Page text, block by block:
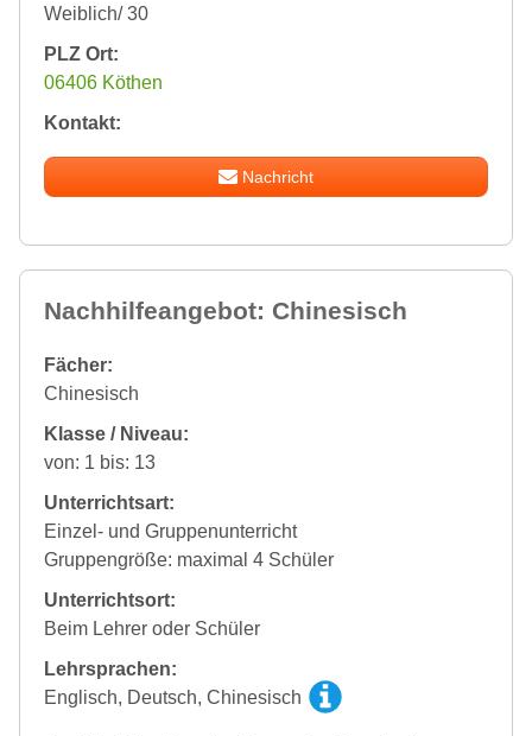
Weiblich/ 30
PLZ Ort:
06406 Köthen
Kontakt:
Nachricht
Nachhilfeangebot: Chinesisch
Fächer:
Chinesisch
Klasse / Niveau:
von: 1 bis: 13
Unterrichtsart:
Einzel- und Gruppenunterricht
Gruppengröße: maximal 4 Schüler
Unterrichtsort:
Beim Lehrer oder Schüler
Lehrsprachen:
Englisch, Deutsch, Chinesisch